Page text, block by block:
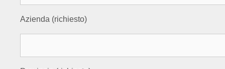
Azienda (richiesto)